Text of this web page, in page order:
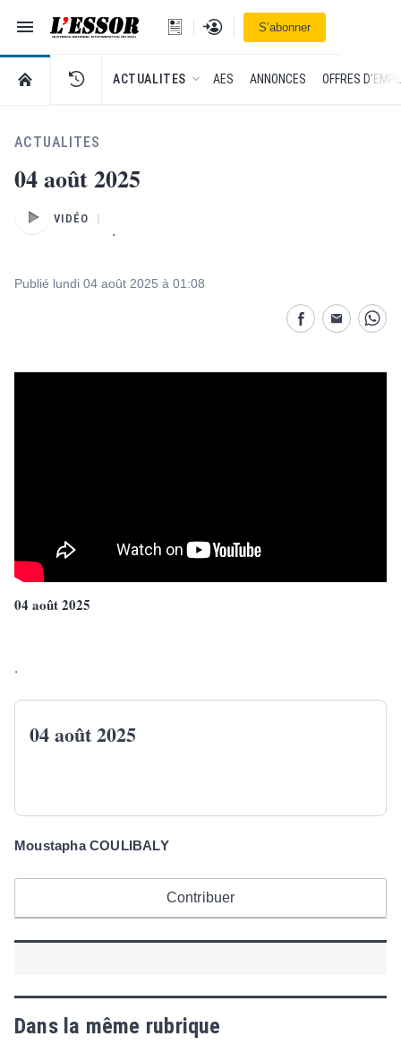
Navigation
L'Essor - retour à la une
Se connecterS’abonner
RETOUR À LA PAGE D’ACCUEIL DE L'ESSOR
ACTUALITES AES ANNONCES OFFRES
ACTUALITES
04 août 2025
VIDÉO
.
Publié lundi 04 août 2025 à 01:08
Partage désactivé
Partage
04 août 2025
.
04 août 2025
Moustapha COULIBALY
Contribuer
Dans la même rubrique